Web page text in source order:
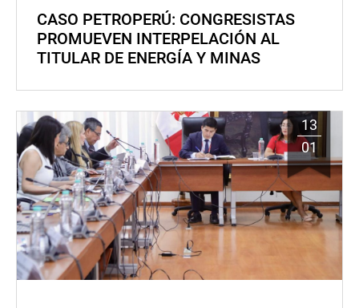
CASO PETROPERÚ: CONGRESISTAS
PROMUEVEN INTERPELACIÓN AL
TITULAR DE ENERGÍA Y MINAS
13
01